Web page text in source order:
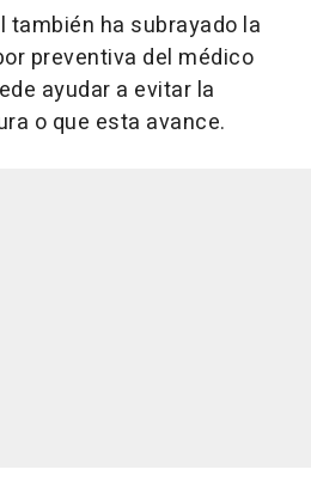
también ha subrayado la
preventiva del médico
ayudar a evitar la
o que esta avance.